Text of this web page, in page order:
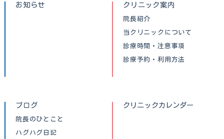
お知らせ クリニック案内
院長紹介
当クリニックについて
診療時間・注意事項
診療予約・利用方法
ブログ
院長のひとこと
ハグハグ日記
クリニックカレンダー